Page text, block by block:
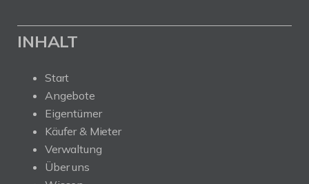
INHALT
Start
Angebote
Eigentümer
Käufer & Mieter
Verwaltung
Über uns